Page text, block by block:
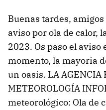
Buenas tardes,
aviso por ola de calor,
2023. Os paso el aviso
momento, la mayoria
un oasis. LA AGENCIA
METEOROLOGÍA
meteorológico: Ola de